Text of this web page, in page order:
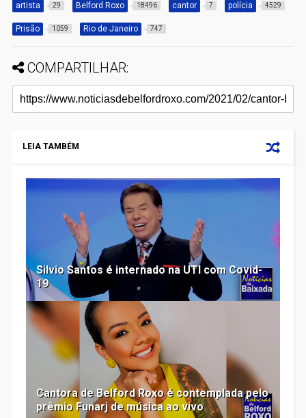
artista 29 Belford Roxo 18496 cantor 7 polícia 4529
Prisão 1059 Rio de Janeiro 747
COMPARTILHAR:
LEIA TAMBÉM
Silvio Santos é internado na UTI com Covid-
19
Cantora de Belford Roxo é contemplada pelo
prêmio Funarj de música ao vivo